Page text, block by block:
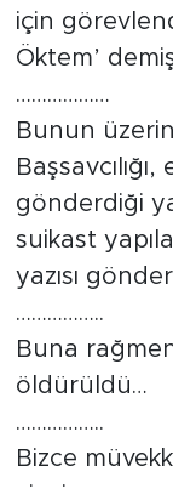
için
Öktem’
………………
Bunun
gönderdiği
suikast
yazısı
……………..
Buna
öldürüldü…
……………..
Bizce